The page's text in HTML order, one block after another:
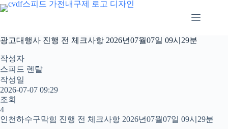
본
문
로
건
너
뛰
기
광고대행사 진행 전 체크사항 2026년07월07일 09시29분
작성자
스피드 렌탈
작성일
2026-07-07 09:29
조회
4
인천하수구막힘 진행 전 체크사항 2026년07월07일 09시29분